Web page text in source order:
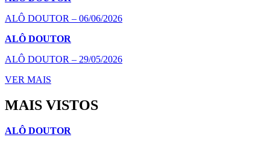
ALÔ DOUTOR – 06/06/2026
ALÔ DOUTOR
ALÔ DOUTOR – 29/05/2026
VER MAIS
MAIS VISTOS
ALÔ DOUTOR